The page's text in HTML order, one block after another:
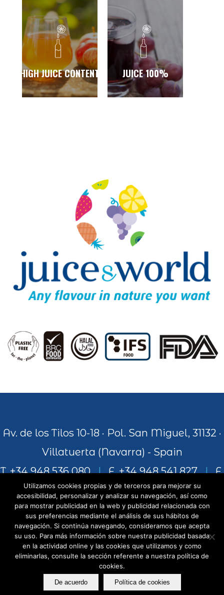
HIGH JUICE CONTENT JUICE 100%
Av. de los Tilos 10-18 · Pol. San Miguel, 31132 ·
Villatuerta (Navarra) - Spain
T. +34 948 536 080 | F. +34 948 541 827 | F.
+34 948 541 306
info@juiceandworld.com
Copyright - Juice and World -AVISO LEGAL
Utilizamos cookies propias y de terceros para mejorar su
accesibilidad, personalizar y analizar su navegación, así como
para mostrar publicidad en la web y publicidad relacionada con
sus preferencias mediante el análisis de sus hábitos de
navegación. Si continúa navegando, consideramos que acepta
su uso. Para más información sobre nuestra publicidad basada
en la actividad online y las cookies que utilizamos y como
eliminarlas, consulte la sección referente a nuestra política de
cookies.
De acuerdo Política de cookies